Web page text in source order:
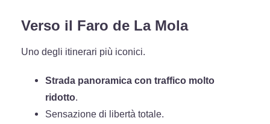
Verso il Faro de La Mola
Uno degli itinerari più iconici.
Strada panoramica con traffico molto
ridotto.
Sensazione di libertà totale.